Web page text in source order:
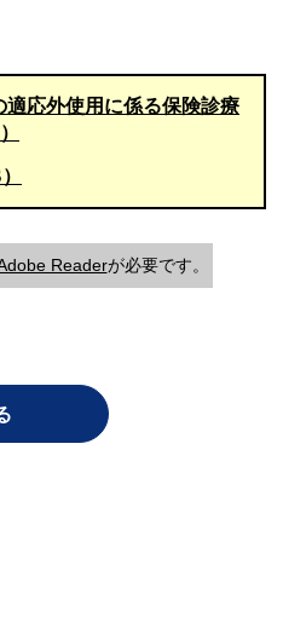
応外使用に係る保険診療
Readerが必要です。